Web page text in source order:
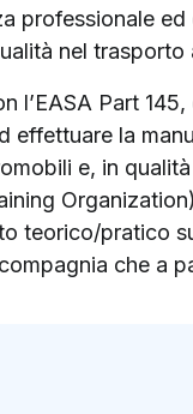
professionale
nel trasporto
l’EASA Part
effettuare la
e, in
teorico/pratico
che a